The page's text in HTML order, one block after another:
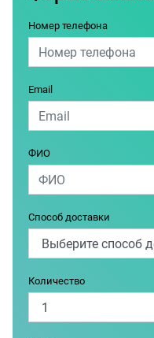
Номер телефона
Email
ФИО
Способ доставки
Количество